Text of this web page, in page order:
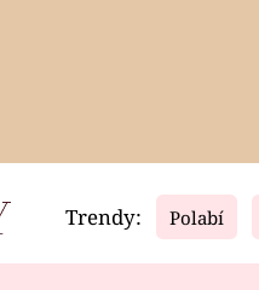
Video
Trendy: Polabí